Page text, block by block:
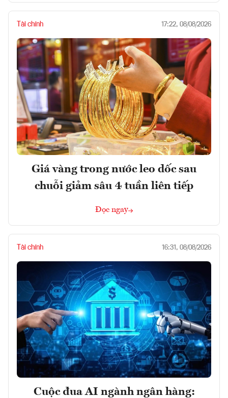
Tài chính 17:22, 08/08/2026
Giá vàng trong nước leo dốc sau
chuỗi giảm sâu 4 tuần liên tiếp
Đọc ngay
Tài chính 16:31, 08/08/2026
Cuộc đua AI ngành ngân hàng: